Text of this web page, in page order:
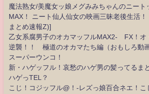
魔法熟女/美魔女ッ娘メグみみちゃんのニート
MAX！ ニート仙人仙女の映画三昧老後生活
まとめ速報Z)]
乙女系腐男子のオカマッフルMAX2- FX！オ
逆襲！！ 極道のオカマたち編（おもしろ動
スーパーウンコ！
新・ハゲッフル！哀愁のハゲ男の髪ってるま
ハゲっTEL？
こじ！コジッフル@！-レズっ娘百合ネエ！